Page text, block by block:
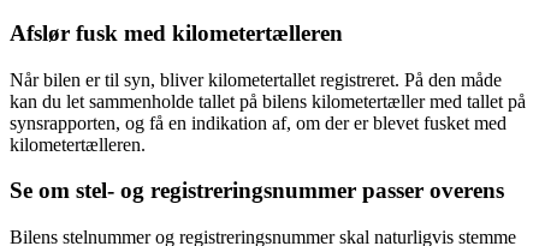
Afslør fusk med kilometertælleren
Når bilen er til syn, bliver kilometertallet registreret. På den måde
kan du let sammenholde tallet på bilens kilometertæller med tallet på
synsrapporten, og få en indikation af, om der er blevet fusket med
kilometertælleren.
Se om stel- og registreringsnummer passer overens
Bilens stelnummer og registreringsnummer skal naturligvis stemme